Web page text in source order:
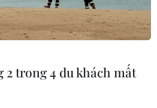
hệ thống chính trị trên
được hỗ trợ đào tạo nghề
giới thiệu việc làm;
xã hội.
Sở Nội vụ trình Ủy ban
Hồ Chí Minh phê duyệt hỗ
2 trong 4 du khách mất